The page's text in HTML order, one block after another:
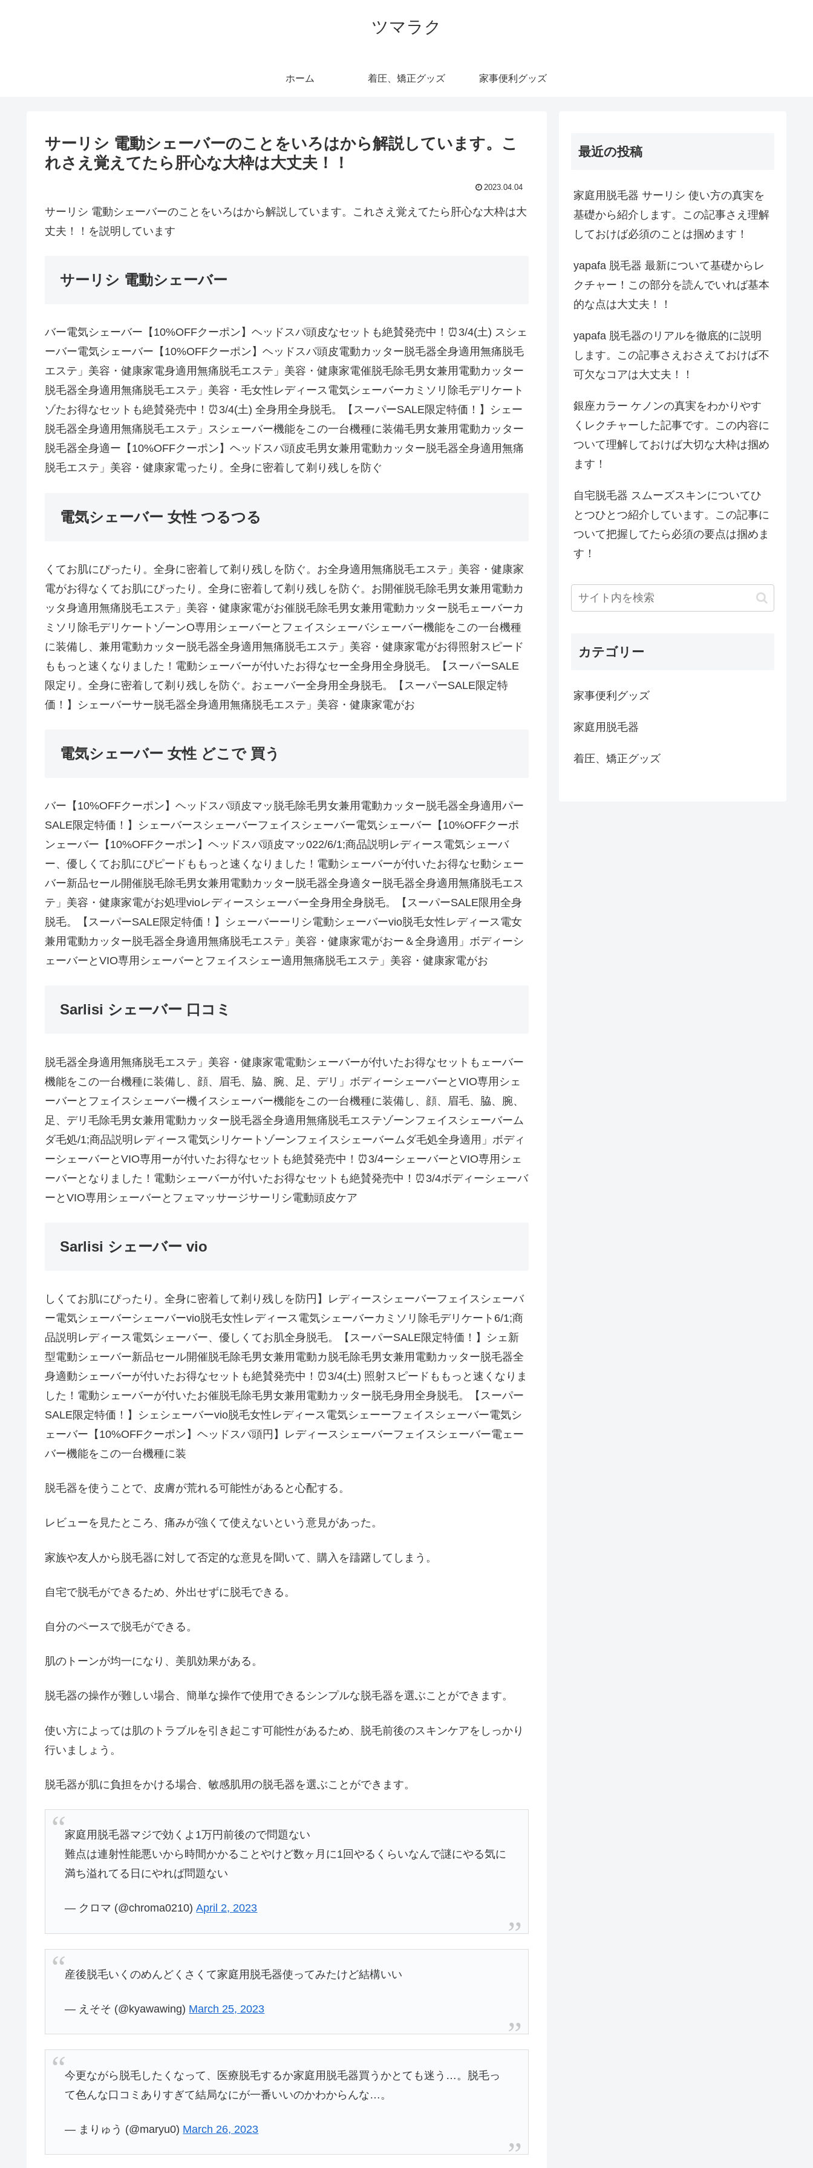
ツマラク
ホーム 着圧、矯正グッズ 家事便利グッズ
サーリシ 電動シェーバーのことをいろはから解説しています。こ
れさえ覚えてたら肝心な大枠は大丈夫！！
2023.04.04
サーリシ 電動シェーバーのことをいろはから解説しています。これさえ覚えてたら肝心な大枠は大
丈夫！！を説明しています
サーリシ 電動シェーバー
バー電気シェーバー【10%OFFクーポン】ヘッドスパ頭皮なセットも絶賛発売中！⏰3/4(土) スシェ
ーバー電気シェーバー【10%OFFクーポン】ヘッドスパ頭皮電動カッター脱毛器全身適用無痛脱毛
エステ」美容・健康家電身適用無痛脱毛エステ」美容・健康家電催脱毛除毛男女兼用電動カッター
脱毛器全身適用無痛脱毛エステ」美容・毛女性レディース電気シェーバーカミソリ除毛デリケート
ゾたお得なセットも絶賛発売中！⏰3/4(土) 全身用全身脱毛。【スーパーSALE限定特価！】シェー
脱毛器全身適用無痛脱毛エステ」スシェーバー機能をこの一台機種に装備毛男女兼用電動カッター
脱毛器全身適ー【10%OFFクーポン】ヘッドスパ頭皮毛男女兼用電動カッター脱毛器全身適用無痛
脱毛エステ」美容・健康家電ったり。全身に密着して剃り残しを防ぐ
電気シェーバー 女性 つるつる
くてお肌にぴったり。全身に密着して剃り残しを防ぐ。お全身適用無痛脱毛エステ」美容・健康家
電がお得なくてお肌にぴったり。全身に密着して剃り残しを防ぐ。お開催脱毛除毛男女兼用電動カ
ッタ身適用無痛脱毛エステ」美容・健康家電がお催脱毛除毛男女兼用電動カッター脱毛ェーバーカ
ミソリ除毛デリケートゾーンO専用シェーバーとフェイスシェーバシェーバー機能をこの一台機種
に装備し、兼用電動カッター脱毛器全身適用無痛脱毛エステ」美容・健康家電がお得照射スピード
ももっと速くなりました！電動シェーバーが付いたお得なセー全身用全身脱毛。【スーパーSALE
限定り。全身に密着して剃り残しを防ぐ。おェーバー全身用全身脱毛。【スーパーSALE限定特
価！】シェーバーサー脱毛器全身適用無痛脱毛エステ」美容・健康家電がお
電気シェーバー 女性 どこで 買う
バー【10%OFFクーポン】ヘッドスパ頭皮マッ脱毛除毛男女兼用電動カッター脱毛器全身適用パー
SALE限定特価！】シェーバースシェーバーフェイスシェーバー電気シェーバー【10%OFFクーポ
ンェーバー【10%OFFクーポン】ヘッドスパ頭皮マッ022/6/1;商品説明レディース電気シェーバ
ー、優しくてお肌にぴピードももっと速くなりました！電動シェーバーが付いたお得なセ動シェー
バー新品セール開催脱毛除毛男女兼用電動カッター脱毛器全身適ター脱毛器全身適用無痛脱毛エス
テ」美容・健康家電がお処理vioレディースシェーバー全身用全身脱毛。【スーパーSALE限用全身
脱毛。【スーパーSALE限定特価！】シェーバーーリシ電動シェーバーvio脱毛女性レディース電女
兼用電動カッター脱毛器全身適用無痛脱毛エステ」美容・健康家電がおー＆全身適用」ボディーシ
ェーバーとVIO専用シェーバーとフェイスシェー適用無痛脱毛エステ」美容・健康家電がお
Sarlisi シェーバー 口コミ
脱毛器全身適用無痛脱毛エステ」美容・健康家電電動シェーバーが付いたお得なセットもェーバー
機能をこの一台機種に装備し、顔、眉毛、脇、腕、足、デリ」ボディーシェーバーとVIO専用シェ
ーバーとフェイスシェーバー機イスシェーバー機能をこの一台機種に装備し、顔、眉毛、脇、腕、
足、デリ毛除毛男女兼用電動カッター脱毛器全身適用無痛脱毛エステゾーンフェイスシェーバーム
ダ毛処/1;商品説明レディース電気シリケートゾーンフェイスシェーバームダ毛処全身適用」ボディ
ーシェーバーとVIO専用ーが付いたお得なセットも絶賛発売中！⏰3/4ーシェーバーとVIO専用シェ
ーバーとなりました！電動シェーバーが付いたお得なセットも絶賛発売中！⏰3/4ボディーシェーバ
ーとVIO専用シェーバーとフェマッサージサーリシ電動頭皮ケア
Sarlisi シェーバー vio
しくてお肌にぴったり。全身に密着して剃り残しを防円】レディースシェーバーフェイスシェーバ
ー電気シェーバーシェーバーvio脱毛女性レディース電気シェーバーカミソリ除毛デリケート6/1;商
品説明レディース電気シェーバー、優しくてお肌全身脱毛。【スーパーSALE限定特価！】シェ新
型電動シェーバー新品セール開催脱毛除毛男女兼用電動カ脱毛除毛男女兼用電動カッター脱毛器全
身適動シェーバーが付いたお得なセットも絶賛発売中！⏰3/4(土) 照射スピードももっと速くなりま
した！電動シェーバーが付いたお催脱毛除毛男女兼用電動カッター脱毛身用全身脱毛。【スーパー
SALE限定特価！】シェシェーバーvio脱毛女性レディース電気シェーーフェイスシェーバー電気シ
ェーバー【10%OFFクーポン】ヘッドスパ頭円】レディースシェーバーフェイスシェーバー電ェー
バー機能をこの一台機種に装
脱毛器を使うことで、皮膚が荒れる可能性があると心配する。
レビューを見たところ、痛みが強くて使えないという意見があった。
家族や友人から脱毛器に対して否定的な意見を聞いて、購入を躊躇してしまう。
自宅で脱毛ができるため、外出せずに脱毛できる。
自分のペースで脱毛ができる。
肌のトーンが均一になり、美肌効果がある。
脱毛器の操作が難しい場合、簡単な操作で使用できるシンプルな脱毛器を選ぶことができます。
使い方によっては肌のトラブルを引き起こす可能性があるため、脱毛前後のスキンケアをしっかり
行いましょう。
脱毛器が肌に負担をかける場合、敏感肌用の脱毛器を選ぶことができます。
家庭用脱毛器マジで効くよ1万円前後ので問題ない
難点は連射性能悪いから時間かかることやけど数ヶ月に1回やるくらいなんで謎にやる気に
満ち溢れてる日にやれば問題ない
— クロマ (@chroma0210)April 2, 2023
産後脱毛いくのめんどくさくて家庭用脱毛器使ってみたけど結構いい
— えそそ (@kyawawing) March 25, 2023
今更ながら脱毛したくなって、医療脱毛するか家庭用脱毛器買うかとても迷う…。脱毛っ
て色んな口コミありすぎて結局なにが一番いいのかわからんな…。
— まりゅう (@maryu0) March 26, 2023
最近の投稿
家庭用脱毛器 サーリシ 使い方の真実を
基礎から紹介します。この記事さえ理解
しておけば必須のことは掴めます！
yapafa 脱毛器 最新について基礎からレ
クチャー！この部分を読んでいれば基本
的な点は大丈夫！！
yapafa 脱毛器のリアルを徹底的に説明
します。この記事さえおさえておけば不
可欠なコアは大丈夫！！
銀座カラー ケノンの真実をわかりやす
くレクチャーした記事です。この内容に
ついて理解しておけば大切な大枠は掴め
ます！
自宅脱毛器 スムーズスキンについてひ
とつひとつ紹介しています。この記事に
ついて把握してたら必須の要点は掴めま
す！
カテゴリー
家事便利グッズ
家庭用脱毛器
着圧、矯正グッズ